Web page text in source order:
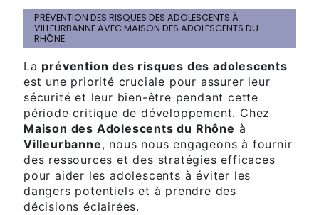
PRÉVENTION DES RISQUES DES ADOLESCENTS À
VILLEURBANNE AVEC MAISON DES ADOLESCENTS DU
RHÔNE
La prévention des risques des adolescents
est une priorité cruciale pour assurer leur
sécurité et leur bien-être pendant cette
période critique de développement. Chez
Maison des Adolescents du Rhône à
Villeurbanne, nous nous engageons à fournir
des ressources et des stratégies efficaces
pour aider les adolescents à éviter les
dangers potentiels et à prendre des
décisions éclairées.